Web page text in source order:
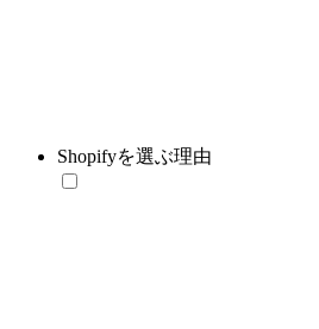
Shopifyを選ぶ理由